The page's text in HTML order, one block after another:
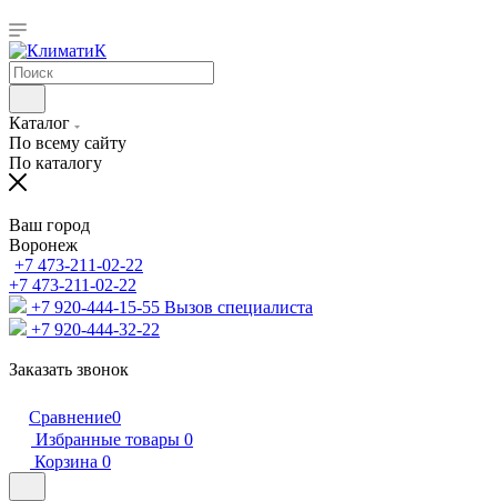
Каталог
По всему сайту
По каталогу
Ваш город
Воронеж
+7 473-211-02-22
+7 473-211-02-22
+7 920-444-15-55 Вызов специалиста
+7 920-444-32-22
Заказать звонок
Сравнение0
Избранные товары 0
Корзина 0